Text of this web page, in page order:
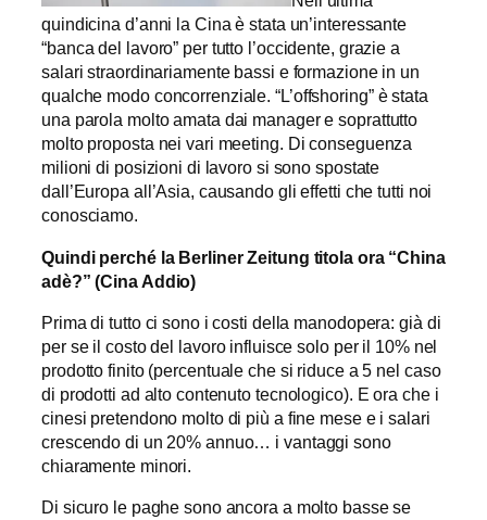
quindicina d’anni la Cina è stata un’interessante
“banca del lavoro” per tutto l’occidente, grazie a
salari straordinariamente bassi e formazione in un
qualche modo concorrenziale. “L’offshoring” è stata
una parola molto amata dai manager e soprattutto
molto proposta nei vari meeting. Di conseguenza
milioni di posizioni di lavoro si sono spostate
dall’Europa all’Asia, causando gli effetti che tutti noi
conosciamo.
Quindi perché la Berliner Zeitung titola ora “China
adè?” (Cina Addio)
Prima di tutto ci sono i costi della manodopera: già di
per se il costo del lavoro influisce solo per il 10% nel
prodotto finito (percentuale che si riduce a 5 nel caso
di prodotti ad alto contenuto tecnologico). E ora che i
cinesi pretendono molto di più a fine mese e i salari
crescendo di un 20% annuo… i vantaggi sono
chiaramente minori.
Di sicuro le paghe sono ancora a molto basse se